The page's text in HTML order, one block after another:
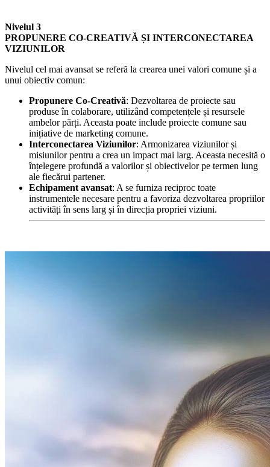
Nivelul 3
PROPUNERE CO-CREATIVĂ ȘI INTERCONECTAREA
VIZIUNILOR
Nivelul cel mai avansat se referă la crearea unei valori comune și a
unui obiectiv comun:
Propunere Co-Creativă: Dezvoltarea de proiecte sau
produse în colaborare, utilizând competențele și resursele
ambelor părți. Aceasta poate include proiecte comune sau
inițiative de marketing comune.
Interconectarea Viziunilor: Armonizarea viziunilor și
misiunilor pentru a crea un impact mai larg. Aceasta necesită o
înțelegere profundă a valorilor și obiectivelor pe termen lung
ale fiecărui partener.
Echipament avansat: A se furniza reciproc toate
instrumentele necesare pentru a favoriza dezvoltarea propriilor
activități în sens larg și în direcția propriei viziuni.